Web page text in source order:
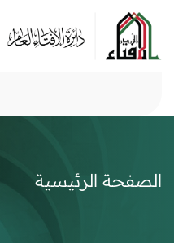
الصفحة الرئيسية